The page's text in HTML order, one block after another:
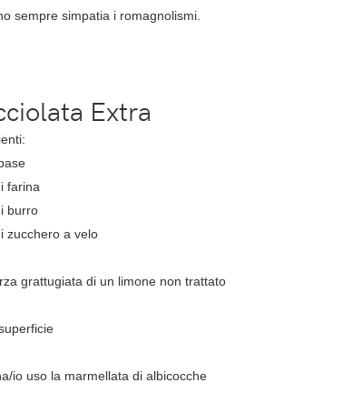
sempre simpatia i romagnolismi.
Extra
farina
burro
zucchero a velo
grattugiata di un limone non trattato
io uso la marmellata di albicocche